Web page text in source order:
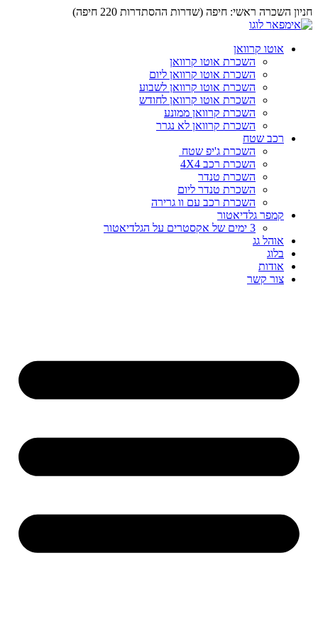
חניון השכרה ראשי: חיפה (שדרות ההסתדרות 220 חיפה)
אוטו קרוואן
השכרת אוטו קרוואן
השכרת אוטו קרוואן ליום
השכרת אוטו קרוואן לשבוע
השכרת אוטו קרוואן לחודש
השכרת קרוואן ממונע
השכרת קרוואן לא נגרר
רכב שטח
השכרת ג'יפ שטח
השכרת רכב 4X4
השכרת טנדר
השכרת טנדר ליום
השכרת רכב עם וו גרירה
קמפר גלדיאטור
3 ימים של אקסטרים על הגלדיאטור
אוהל גג
בלוג
אודות
צור קשר